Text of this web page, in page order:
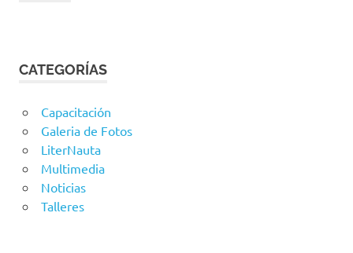
CATEGORÍAS
Capacitación
Galeria de Fotos
LiterNauta
Multimedia
Noticias
Talleres